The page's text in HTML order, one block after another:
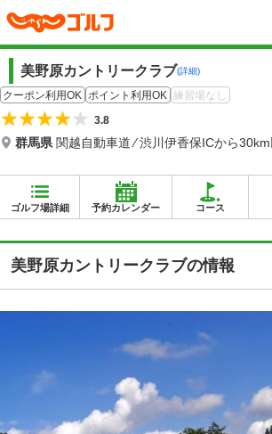
美野原カントリークラブ(詳細)
クーポン利用OK ポイント利用OK 練習場なし
3.8
群馬県 関越自動車道 ⁄ 渋川伊香保ICから
ゴルフ場詳細 予約カレンダー コース
美野原カントリークラブの情報